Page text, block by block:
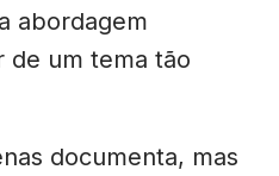
abordagem
de um tema tão
documenta, mas